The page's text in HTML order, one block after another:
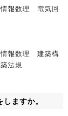
報数理 電気回
報数理 建築構
法規
ますか。